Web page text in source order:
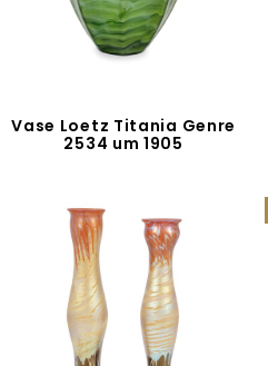
Vase Loetz Titania Genre
2534 um 1905